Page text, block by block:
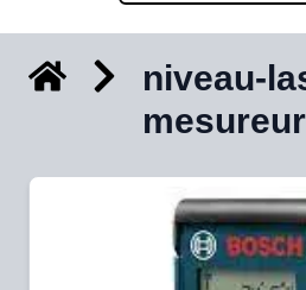
niveau-
mesureur